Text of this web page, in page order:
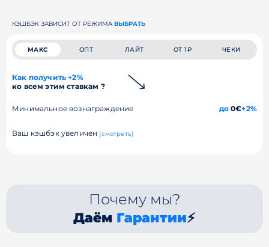
КЭШБЭК ЗАВИСИТ ОТ РЕЖИМА ВЫБРАТЬ
МАКС ОПТ ЛАЙТ ОТ 1₽ ЧЕКИ
Как получить +2%
ко всем этим ставкам ?
Минимальное вознаграждение до0€+2%
Ваш кэшбэк увеличен (смотреть)
Почему мы?
Даём Гарантии⚡